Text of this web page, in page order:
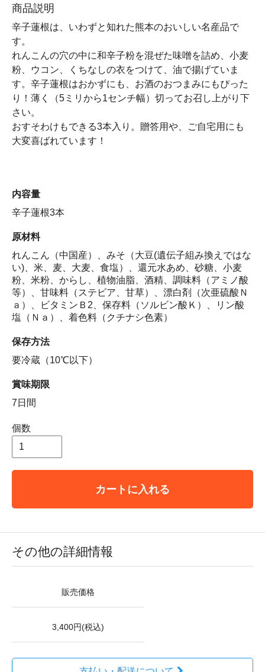
商品説明
辛子蓮根は、いわずと知れた熊本のおいしい名産品で
す。
れんこんの穴の中に和辛子粉を混ぜた味噌を詰め、小麦
粉、ウコン、くちなしの衣をつけて、油で揚げていま
す。辛子蓮根はおかずにも、お酒のおつまみにもぴった
り！薄く（5ミリから1センチ幅）切ってお召し上がり下
さい。
おすそわけもできる3本入り。贈答用や、ご自宅用にも
大変喜ばれています！
内容量
辛子蓮根3本
原材料
れんこん（中国産）、みそ（大豆(遺伝子組み換えではな
い)、米、麦、大麦、食塩）、還元水あめ、砂糖、小麦
粉、米粉、からし、植物油脂、酒精、調味料（アミノ酸
等）、甘味料（ステビア、甘草）、漂白剤（次亜硫酸Ｎ
ａ）、ビタミンＢ2、保存料（ソルビン酸Ｋ）、リン酸
塩（Ｎａ）、着色料（クチナシ色素）
保存方法
要冷蔵（10℃以下）
賞味期限
7日間
個数
カートに入れる
その他の詳細情報
販売価格
3,400円(税込)